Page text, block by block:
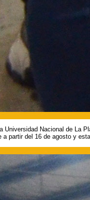
Nacional de La
partir del 16 de agosto y